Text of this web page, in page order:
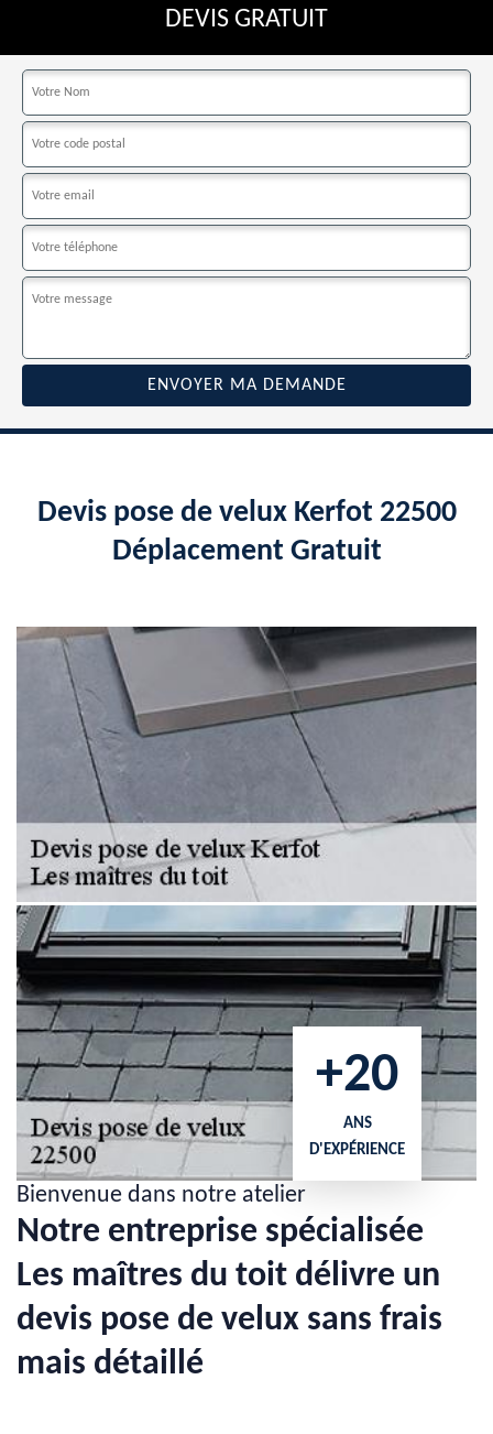
DEVIS GRATUIT
Devis pose de velux Kerfot 22500
Déplacement Gratuit
+20
ANS
D'EXPÉRIENCE
Bienvenue dans notre atelier
Notre entreprise spécialisée
Les maîtres du toit délivre un
devis pose de velux sans frais
mais détaillé